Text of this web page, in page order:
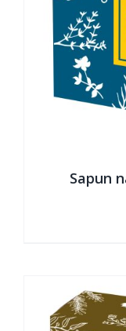
Sapun